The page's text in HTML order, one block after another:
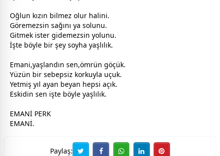
Oğlun kızın bilmez olur halini.
Göremezsin sağını ya solunu.
Gitmek ister gidemezsin yolunu.
İşte böyle bir şey soyha yaşlılık.
Emani,yaşlandın sen,ömrün göçük.
Yüzün bir sebepsiz korkuyla uçuk.
Yetmiş yıl ayan beyan hepsi açık.
Eskidin sen işte böyle yaşlılık.
EMANİ PERK
EMANİ.
Paylaş: